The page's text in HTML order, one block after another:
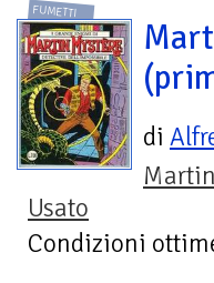
FUMETTI
di
Usato
Condizioni